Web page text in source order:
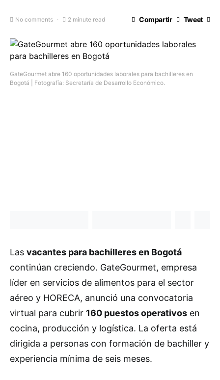
No comments 2 minute read Compartir Tweet
GateGourmet abre 160 oportunidades laborales para bachilleres en
Bogotá | Fotografía: Secretaría de Desarrollo Económico.
Las vacantes para bachilleres en Bogotá
continúan creciendo. GateGourmet, empresa
líder en servicios de alimentos para el sector
aéreo y HORECA, anunció una convocatoria
virtual para cubrir 160 puestos operativos en
cocina, producción y logística. La oferta está
dirigida a personas con formación de bachiller y
experiencia mínima de seis meses.